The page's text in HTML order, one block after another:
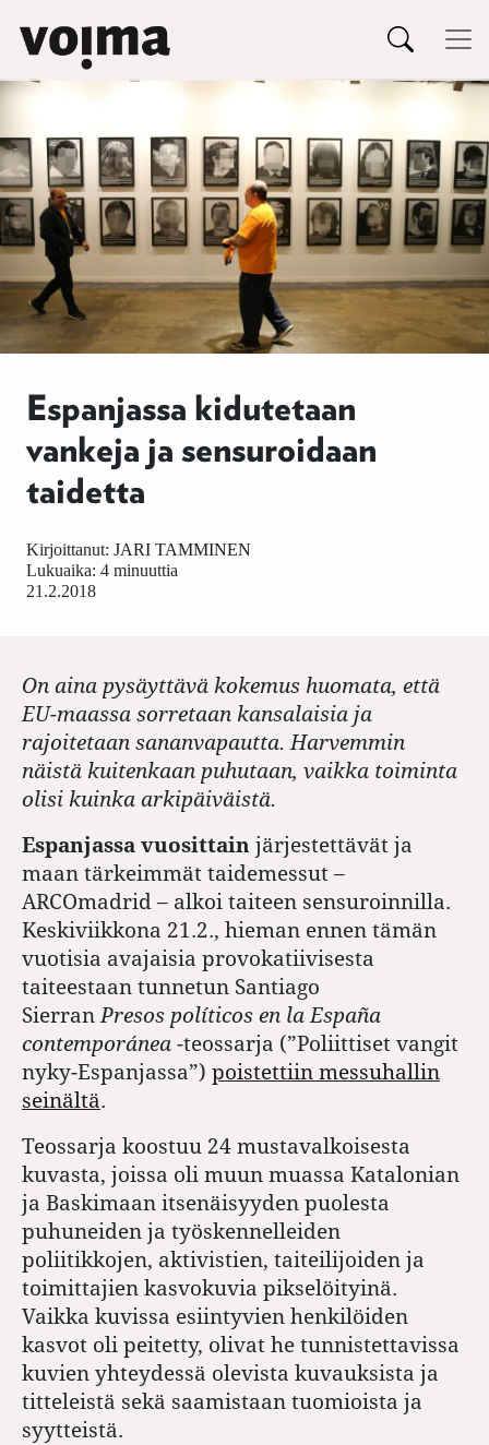
Siirry sisältöön
Päävalikko
Espanjassa kidutetaan
vankeja ja sensuroidaan
taidetta
21.2.2018
Kirjoittanut: JARI TAMMINEN
Lukuaika: 4 minuuttia
On aina pysäyttävä kokemus huomata, että
EU-maassa sorretaan kansalaisia ja
rajoitetaan sananvapautta. Harvemmin
näistä kuitenkaan puhutaan, vaikka toiminta
olisi kuinka arkipäiväistä.
Espanjassa vuosittain järjestettävät ja
maan tärkeimmät taidemessut –
ARCOmadrid – alkoi taiteen sensuroinnilla.
Keskiviikkona 21.2., hieman ennen tämän
vuotisia avajaisia provokatiivisesta
taiteestaan tunnetun Santiago
Sierran Presos políticos en la España
contemporánea -teossarja (”Poliittiset vangit
nyky-Espanjassa”) poistettiin messuhallin
seinältä.
Teossarja koostuu 24 mustavalkoisesta
kuvasta, joissa oli muun muassa Katalonian
ja Baskimaan itsenäisyyden puolesta
puhuneiden ja työskennelleiden
poliitikkojen, aktivistien, taiteilijoiden ja
toimittajien kasvokuvia pikselöityinä.
Vaikka kuvissa esiintyvien henkilöiden
kasvot oli peitetty, olivat he tunnistettavissa
kuvien yhteydessä olevista kuvauksista ja
titteleistä sekä saamistaan tuomioista ja
syytteistä.